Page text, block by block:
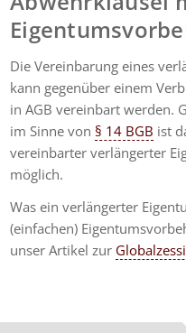
Die Vereinbarung eines
kann gegenüber einem
in AGB vereinbart werden.
im Sinne von § 14 BGB ist
vereinbarter verlängerter
möglich.
Was ein verlängerter
(einfachen)
unser Artikel zur